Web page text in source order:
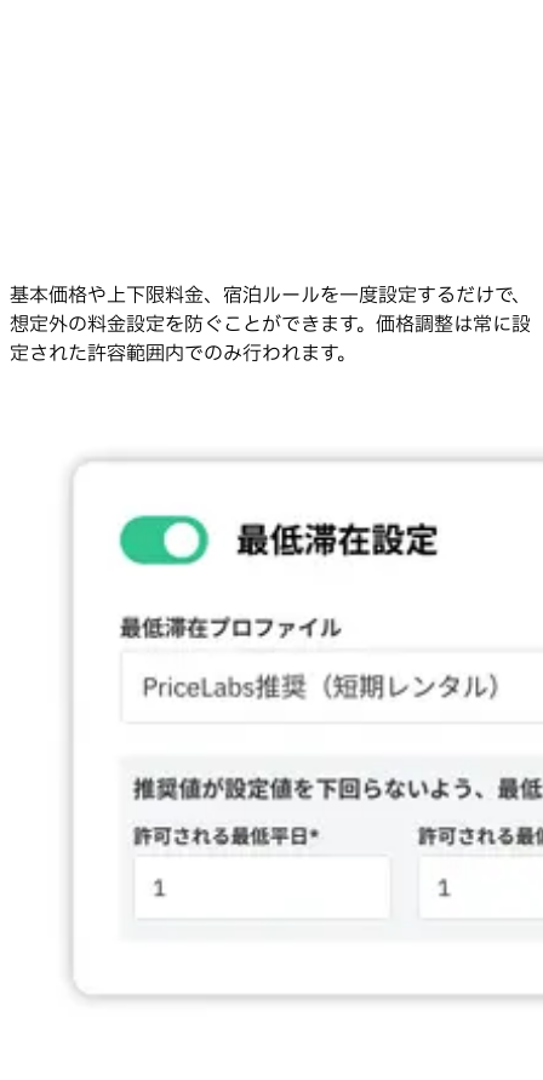
基本価格や上下限料金、宿泊ルールを一度設定するだけで、
想定外の料金設定を防ぐことができます。価格調整は常に設
定された許容範囲内でのみ行われます。